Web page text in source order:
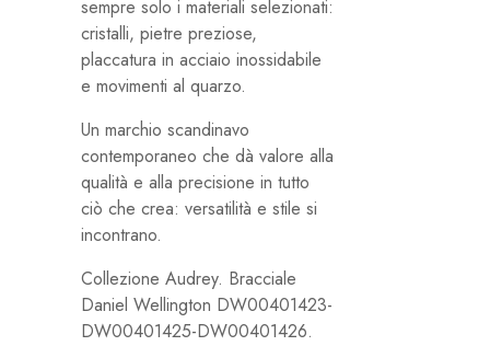
sempre solo i materiali selezionati:
cristalli, pietre preziose,
placcatura in acciaio inossidabile
e movimenti al quarzo.
Un marchio scandinavo
contemporaneo che dà valore alla
qualità e alla precisione in tutto
ciò che crea: versatilità e stile si
incontrano.
Collezione Audrey. Bracciale
Daniel Wellington DW00401423-
DW00401425-DW00401426.